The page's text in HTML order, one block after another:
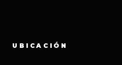
UBICACIÓN